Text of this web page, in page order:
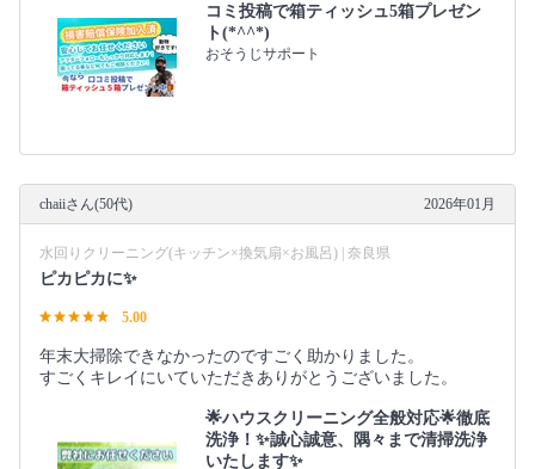
コミ投稿で箱ティッシュ5箱プレゼン
ト(*^^*)
おそうじサポート
chaiiさん(50代) 2026年01月
水回りクリーニング(キッチン×換気扇×お風呂) | 奈良県
ピカピカに✨
5.00
年末大掃除できなかったのですごく助かりました。
すごくキレイにいていただきありがとうございました。
🌟ハウスクリーニング全般対応🌟徹底
洗浄！✨誠心誠意、隅々まで清掃洗浄
いたします✨